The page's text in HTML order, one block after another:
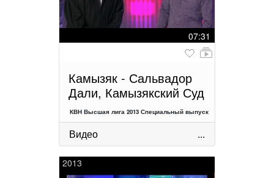
07:31
Камызяк - Сальвадор
Дали, Камызякский Суд
КВН Высшая лига 2013 Специальный выпуск
Видео ...
2013